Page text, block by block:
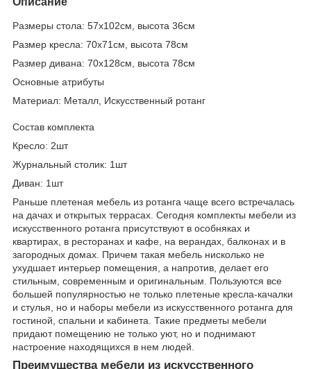
Размеры стола: 57х102см, высота 36см
Размер кресла: 70х71см, высота 78см
Размер дивана: 70х128см, высота 78см
Основные атрибуты
Материал: Металл, Искусственный ротанг
Состав комплекта
Кресло: 2шт
Журнальный столик: 1шт
Диван: 1шт
Раньше плетеная мебель из ротанга чаще всего встречалась
на дачах и открытых террасах. Сегодня комплекты мебели из
искусственного ротанга присутствуют в особняках и
квартирах, в ресторанах и кафе, на верандах, балконах и в
загородных домах. Причем такая мебель нисколько не
ухудшает интерьер помещения, а напротив, делает его
стильным, современным и оригинальным. Пользуются все
большей популярностью не только плетеные кресла-качалки
и стулья, но и наборы мебели из искусственного ротанга для
гостиной, спальни и кабинета. Такие предметы мебели
придают помещению не только уют, но и поднимают
настроение находящихся в нем людей.
Преимущества мебели из искусственного